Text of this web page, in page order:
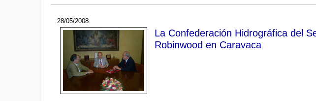
28/05/2008
La Confederación Hidrográfica del
Robinwood en Caravaca